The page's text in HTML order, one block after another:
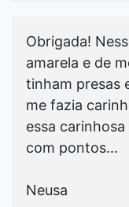
Obrigada!
amarela e de
tinham presas
me fazia
essa
com pontos...
Neusa